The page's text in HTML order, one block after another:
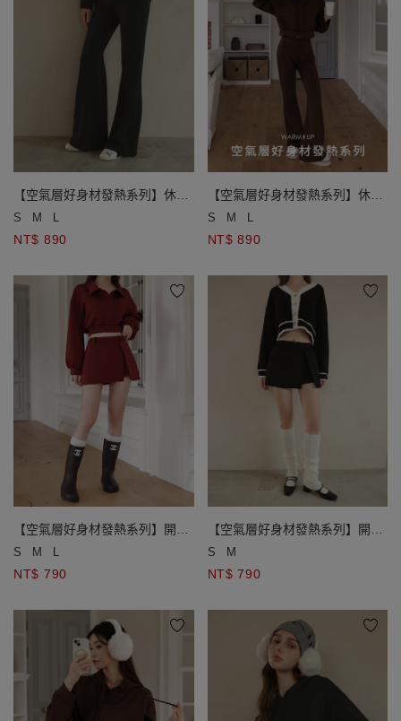
【空氣層好身材發熱系列】休閒
喇叭長褲
S M L
NT$ 890
【空氣層好身材發熱系列】休閒
喇叭長褲
S M L
NT$ 890
【空氣層好身材發熱系列】開衩
層次感A字短裙
S M L
NT$ 790
【空氣層好身材發熱系列】開衩
層次感A字短裙
S M
NT$ 790